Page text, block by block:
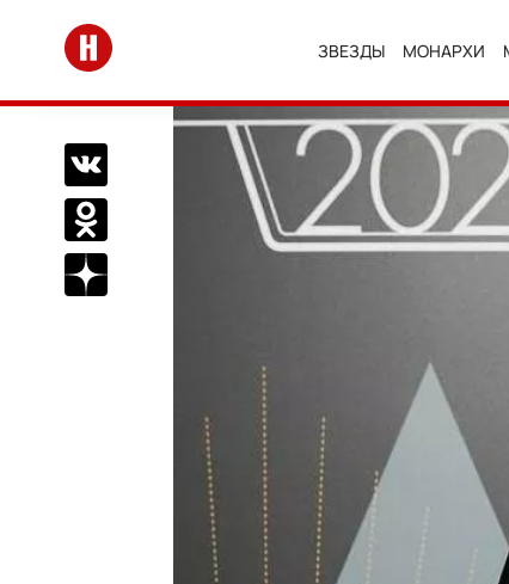
Перейти на главную
ЗВЕЗДЫ МОНАРХИ
Поделиться Вконтакте
Поделиться в Одноклассниках
Подписаться на нас в Дзен